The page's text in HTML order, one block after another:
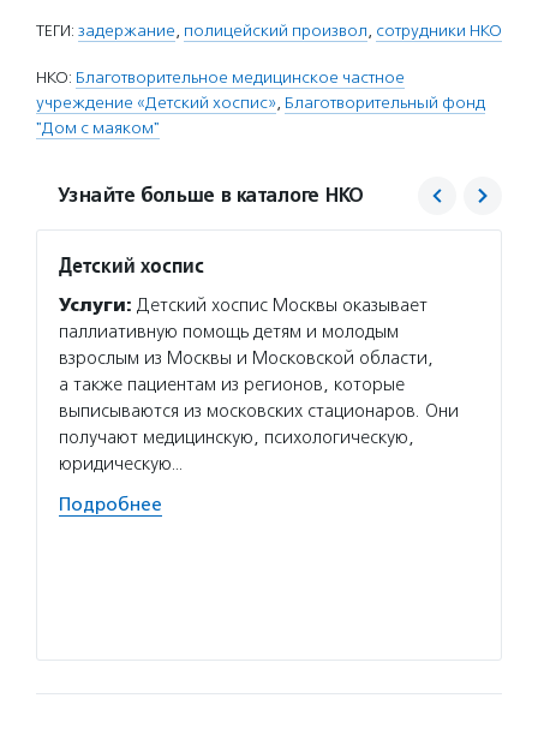
ТЕГИ: задержание, полицейский произвол, сотрудники НКО
НКО: Благотворительное медицинское частное
учреждение «Детский хоспис», Благотворительный фонд
"Дом с маяком"
Узнайте больше в каталоге НКО
Детский хоспис
Услуги: Детский хоспис Москвы оказывает
паллиативную помощь детям и молодым
взрослым из Москвы и Московской области,
а также пациентам из регионов, которые
выписываются из московских стационаров. Они
получают медицинскую, психологическую,
юридическую…
Подробнее